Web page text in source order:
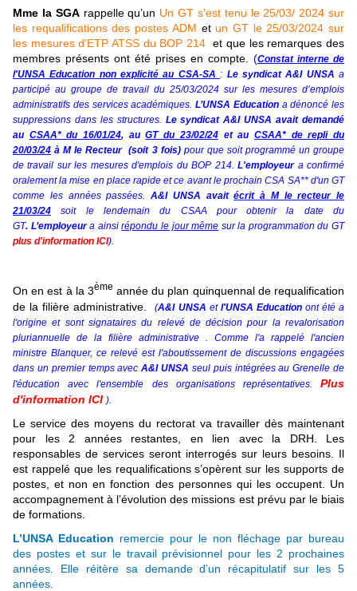
Mme la SGArappelle qu’un Un GT s'est tenu le 25/03/ 2024 sur
les requalifications des postes ADM etun GT le 25/03/2024 sur
les mesures d'ETP ATSS du BOP 214 et que les remarques des
membres présents ont été prises en compte. (Constat interne de
l'UNSA Education non explicité au CSA-SA: Le syndicat A&I UNSA a
participé au groupe de travail du 25/03/2024 sur les mesures d’emplois
administratifs des services académiques. L’UNSA Educationa dénoncé les
suppressions dans les structures. Le syndicat A&I UNSA avait demandé
au CSAA* du 16/01/24, auGT du 23/02/24et au CSAA* de repli du
20/03/24 à M le Recteur (soit 3 fois) pour que soit programmé un groupe
de travail sur les mesures d'emplois du BOP 214.L'employeur a confirmé
oralement la mise en place rapide et ce avant le prochain CSA SA** d'un GT
comme les années passées. A&I UNSA avaitécrit à M le recteur le
21/03/24
soit le lendemain
du CSAA pour obtenir la date du
GT. L’employeura ainsi répondu le jour même sur la programmation du GT
plus d'information ICI).
On en est à la 3ème année du plan quinquennal de requalification
de la filière administrative.
(A&I UNSA etl'UNSA Educationont été a
l'origine et sont signataires du relevé de décision pour la revalorisation
pluriannuelle de la filière administrative . Comme l'a rappelé l'ancien
ministre Blanquer, ce relevé est l'aboutissement de discussions engagées
dans un premier temps avecA&I UNSA seul puis intégrées au Grenelle de
l'éducation avec l'ensemble des organisations représentatives. Plus
d'information ICI ).
Le service des moyens du rectorat va travailler dès maintenant
pour les 2 années restantes, en lien avec la DRH. Les
responsables de services seront interrogés sur leurs besoins. Il
est rappelé que les requalifications s’opèrent sur les supports de
postes, et non en fonction des personnes qui les occupent. Un
accompagnement à l’évolution des missions est prévu par le biais
de formations.
L’UNSA Education remercie pour le non fléchage par bureau
des postes et sur le travail prévisionnel pour les 2 prochaines
années. Elle réitère sa demande d’un récapitulatif sur les 5
années.